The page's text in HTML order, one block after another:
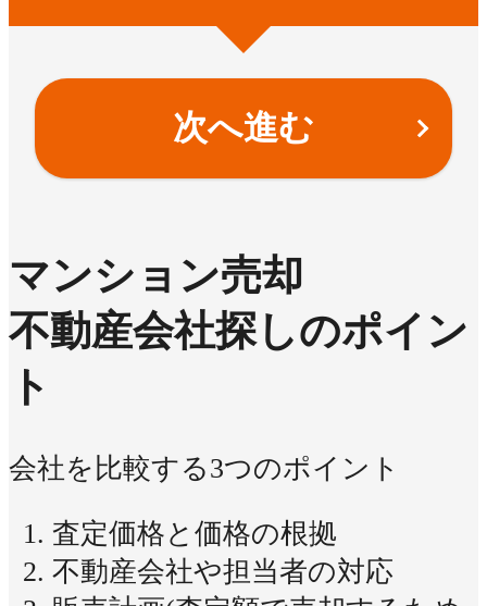
次へ進む
マンション売却
不動産会社探しのポイン
ト
会社を比較する3つのポイント
査定価格と価格の根拠
不動産会社や担当者の対応